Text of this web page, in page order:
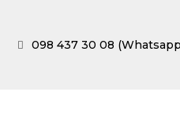
098 437 30 08